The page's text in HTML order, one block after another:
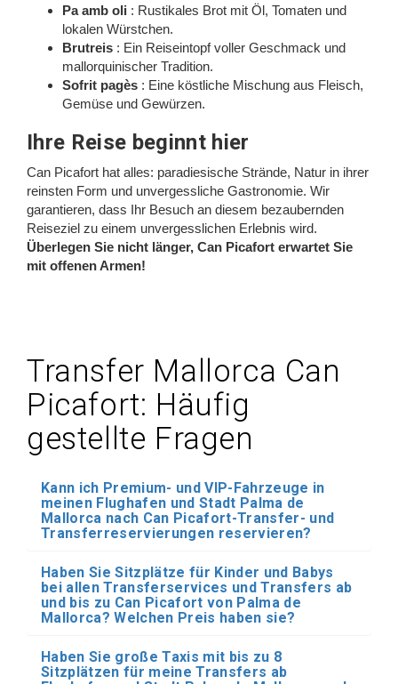
Pa amb oli : Rustikales Brot mit Öl, Tomaten und
lokalen Würstchen.
Brutreis : Ein Reiseintopf voller Geschmack und
mallorquinischer Tradition.
Sofrit pagès : Eine köstliche Mischung aus Fleisch,
Gemüse und Gewürzen.
Ihre Reise beginnt hier
Can Picafort hat alles: paradiesische Strände, Natur in ihrer
reinsten Form und unvergessliche Gastronomie. Wir
garantieren, dass Ihr Besuch an diesem bezaubernden
Reiseziel zu einem unvergesslichen Erlebnis wird.
Überlegen Sie nicht länger, Can Picafort erwartet Sie
mit offenen Armen!
Transfer Mallorca Can
Picafort: Häufig
gestellte Fragen
Kann ich Premium- und VIP-Fahrzeuge in
meinen Flughafen und Stadt Palma de
Mallorca nach Can Picafort-Transfer- und
Transferreservierungen reservieren?
Haben Sie Sitzplätze für Kinder und Babys
bei allen Transferservices und Transfers ab
und bis zu Can Picafort von Palma de
Mallorca? Welchen Preis haben sie?
Haben Sie große Taxis mit bis zu 8
Sitzplätzen für meine Transfers ab